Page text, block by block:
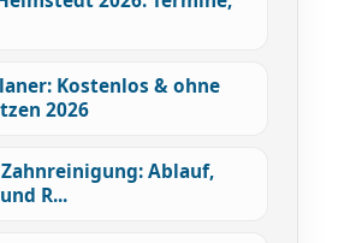
Kostenlos & ohne
2026
Ablauf,
R...